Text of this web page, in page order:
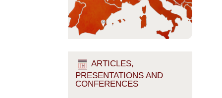
ARTICLES,
PRESENTATIONS AND
CONFERENCES